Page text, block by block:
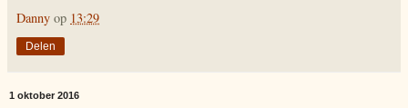
Danny op 13:29
Delen
1 oktober 2016